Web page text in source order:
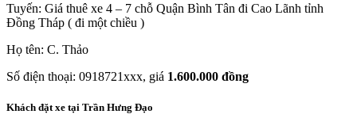
Tuyến: Giá thuê xe 4 – 7 chỗ Quận Bình Tân đi Cao Lãnh tỉnh
Đồng Tháp ( đi một chiều )
Họ tên: C. Thảo
Số điện thoại: 0918721xxx, giá 1.600.000 đồng
Khách đặt xe tại Trần Hưng Đạo